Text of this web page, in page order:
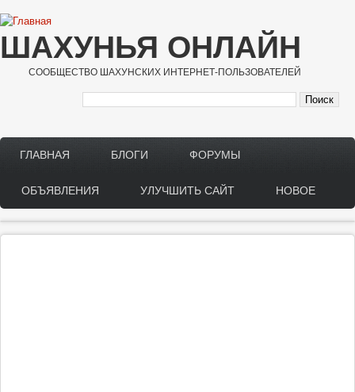
Перейти к основному содержанию
ШАХУНЬЯ ОНЛАЙН
СООБЩЕСТВО ШАХУНСКИХ ИНТЕРНЕТ-ПОЛЬЗОВАТЕЛЕЙ
Main menu
ГЛАВНАЯ БЛОГИ ФОРУМЫ
ОБЪЯВЛЕНИЯ УЛУЧШИТЬ САЙТ НОВОЕ